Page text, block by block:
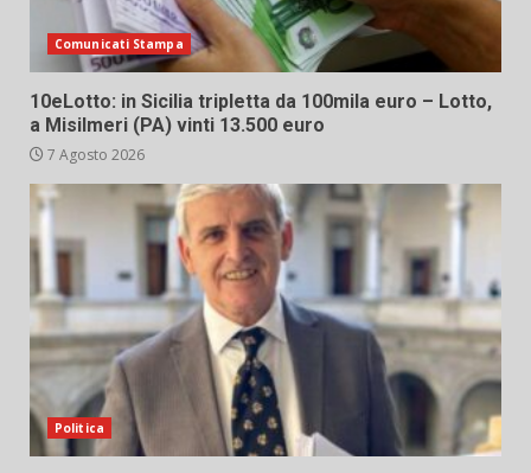
Comunicati Stampa
10eLotto: in Sicilia tripletta da 100mila euro – Lotto,
a Misilmeri (PA) vinti 13.500 euro
7 Agosto 2026
Politica